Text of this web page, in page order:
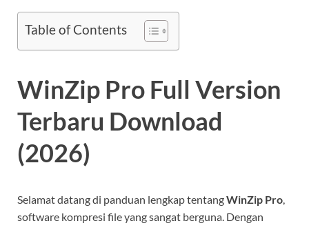
Table of Contents
WinZip Pro Full Version
Terbaru Download
(2026)
Selamat datang di panduan lengkap tentangWinZip Pro,
software kompresi file yang sangat berguna. Dengan